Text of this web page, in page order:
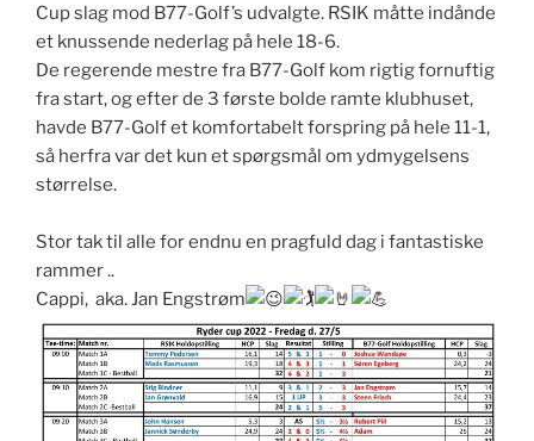
Cup slag mod B77-Golf’s udvalgte. RSIK måtte indånde
et knussende nederlag på hele 18-6.
De regerende mestre fra B77-Golf kom rigtig fornuftig
fra start, og efter de 3 første bolde ramte klubhuset,
havde B77-Golf et komfortabelt forspring på hele 11-1,
så herfra var det kun et spørgsmål om ydmygelsens
størrelse.
Stor tak til alle for endnu en pragfuld dag i fantastiske
rammer ..
Cappi, aka. Jan Engstrøm